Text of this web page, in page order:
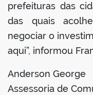
prefeituras das
das quais
negociar o
aqui”, informou
Anderson George
Assessoria de